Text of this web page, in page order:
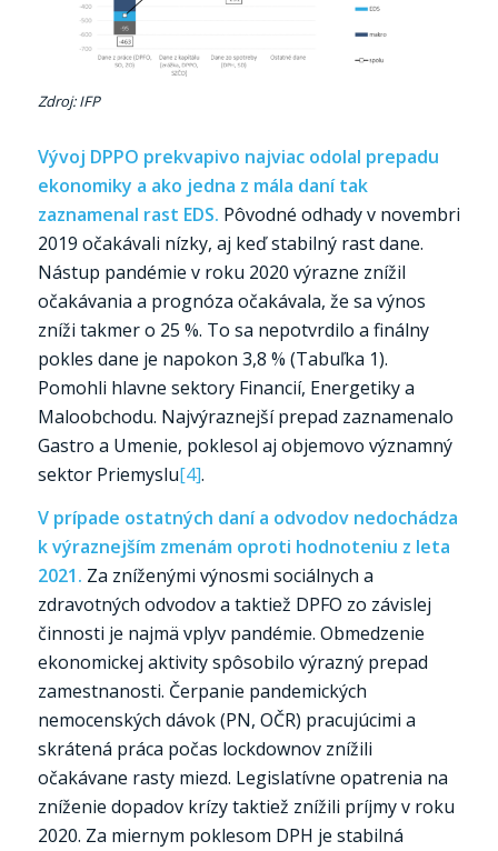
Zdroj: IFP
Vývoj DPPO prekvapivo najviac odolal prepadu
ekonomiky a ako jedna z mála daní tak
zaznamenal rast EDS. Pôvodné odhady v novembri
2019 očakávali nízky, aj keď stabilný rast dane.
Nástup pandémie v roku 2020 výrazne znížil
očakávania a prognóza očakávala, že sa výnos
zníži takmer o 25 %. To sa nepotvrdilo a finálny
pokles dane je napokon 3,8 % (Tabuľka 1).
Pomohli hlavne sektory Financií, Energetiky a
Maloobchodu. Najvýraznejší prepad zaznamenalo
Gastro a Umenie, poklesol aj objemovo významný
sektor Priemyslu[4].
V prípade ostatných daní a odvodov nedochádza
k výraznejším zmenám oproti hodnoteniu z leta
2021. Za zníženými výnosmi sociálnych a
zdravotných odvodov a taktiež DPFO zo závislej
činnosti je najmä vplyv pandémie. Obmedzenie
ekonomickej aktivity spôsobilo výrazný prepad
zamestnanosti. Čerpanie pandemických
nemocenských dávok (PN, OČR) pracujúcimi a
skrátená práca počas lockdownov znížili
očakávane rasty miezd. Legislatívne opatrenia na
zníženie dopadov krízy taktiež znížili príjmy v roku
2020. Za miernym poklesom DPH je stabilná